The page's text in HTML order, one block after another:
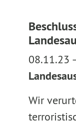
08.11.23
Wir